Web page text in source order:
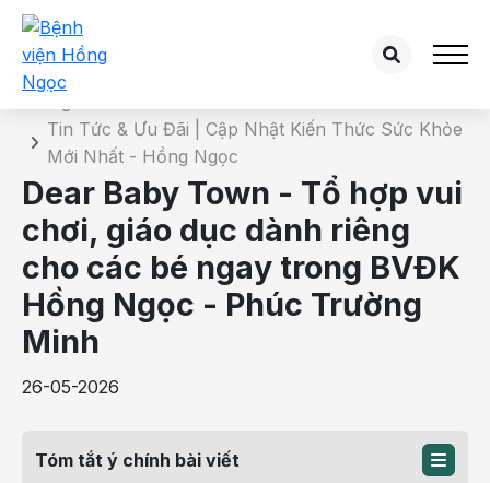
Chi tiết tin tức
Tin Tức & Ưu Đãi | Cập Nhật Kiến Thức Sức Khỏe
Mới Nhất - Hồng Ngọc
Dear Baby Town - Tổ hợp vui
chơi, giáo dục dành riêng
cho các bé ngay trong BVĐK
Hồng Ngọc - Phúc Trường
Minh
26-05-2026
Tóm tắt ý chính bài viết